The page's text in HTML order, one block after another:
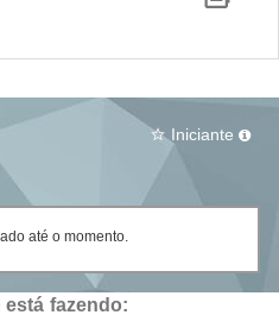
star_border Iniciante
até o momento.
fazendo: